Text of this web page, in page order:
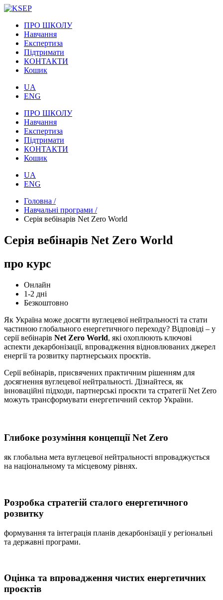
ПРО ШКОЛУ
Навчання
Експертиза
Підтримати
КОНТАКТИ
Кошик
UA
ENG
ПРО ШКОЛУ
Навчання
Експертиза
Підтримати
КОНТАКТИ
Кошик
UA
ENG
Головна /
Навчальні програми /
Серія вебінарів Net Zero World
Серія вебінарів Net Zero World
про курс
Онлайн
1-2 дні
Безкоштовно
Як Україна може досягти вуглецевої нейтральності та стати
частиною глобального енергетичного переходу? Відповіді – у
серії вебінарів Net Zero World, які охоплюють ключові
аспекти декарбонізації, впровадження відновлюваних джерел
енергії та розвитку партнерських проєктів.
Серії вебінарів, присвячених практичним рішенням для
досягнення вуглецевої нейтральності. Дізнайтеся, як
інноваційні підходи, партнерські проєкти та стратегії Net Zero
можуть трансформувати енергетичний сектор України.
Глибоке розуміння концепції Net Zero
як глобальна мета вуглецевої нейтральності впроваджується
на національному та місцевому рівнях.
Розробка стратегій сталого енергетичного
розвитку
формування та інтеграція планів декарбонізації у регіональні
та державні програми.
Оцінка та впровадження чистих енергетичних
проєктів